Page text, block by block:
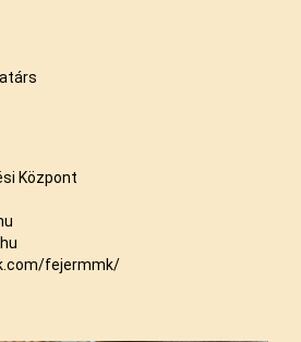
Központ
fejermmk/